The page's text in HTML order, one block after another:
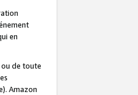
en
ou de toute
Amazon